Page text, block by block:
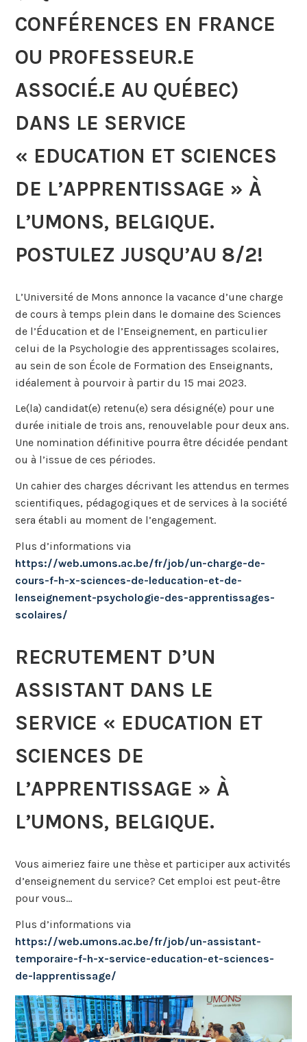
CONFÉRENCES EN FRANCE
OU PROFESSEUR.E
ASSOCIÉ.E AU QUÉBEC)
DANS LE SERVICE
« EDUCATION ET SCIENCES
DE L’APPRENTISSAGE » À
L’UMONS, BELGIQUE.
POSTULEZ JUSQU’AU 8/2!
L’Université de Mons annonce la vacance d’une charge
de cours à temps plein dans le domaine des Sciences
de l’Éducation et de l’Enseignement, en particulier
celui de la Psychologie des apprentissages scolaires,
au sein de son École de Formation des Enseignants,
idéalement à pourvoir à partir du 15 mai 2023.
Le(la) candidat(e) retenu(e) sera désigné(e) pour une
durée initiale de trois ans, renouvelable pour deux ans.
Une nomination définitive pourra être décidée pendant
ou à l’issue de ces périodes.
Un cahier des charges décrivant les attendus en termes
scientifiques, pédagogiques et de services à la société
sera établi au moment de l’engagement.
Plus d’informations via
https://web.umons.ac.be/fr/job/un-charge-de-
cours-f-h-x-sciences-de-leducation-et-de-
lenseignement-psychologie-des-apprentissages-
scolaires/
RECRUTEMENT D’UN
ASSISTANT DANS LE
SERVICE « EDUCATION ET
SCIENCES DE
L’APPRENTISSAGE » À
L’UMONS, BELGIQUE.
Vous aimeriez faire une thèse et participer aux activités
d’enseignement du service? Cet emploi est peut-être
pour vous…
Plus d’informations via
https://web.umons.ac.be/fr/job/un-assistant-
temporaire-f-h-x-service-education-et-sciences-
de-lapprentissage/